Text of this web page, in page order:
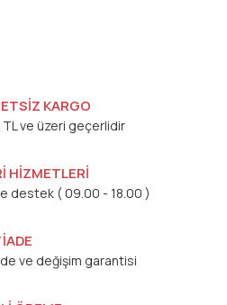
KARGO
TL ve üzeri geçerlidir
HİZMETLERİ
destek ( 09.00 - 18.00 )
İADE
ve değişim garantisi